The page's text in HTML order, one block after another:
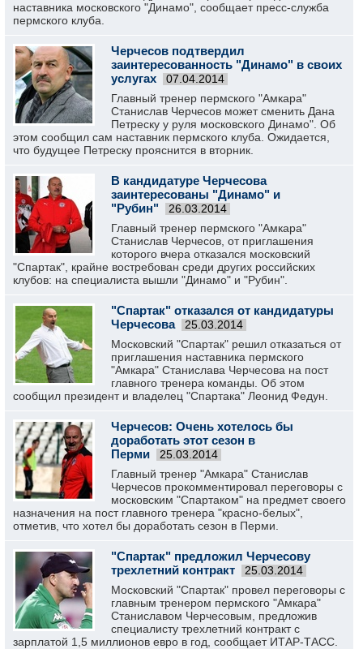
наставника московского "Динамо", сообщает пресс-служба
пермского клуба.
Черчесов подтвердил
заинтересованность "Динамо" в своих
услугах
07.04.2014
Главный тренер пермского "Амкара"
Станислав Черчесов может сменить Дана
Петреску у руля московского Динамо". Об
этом сообщил сам наставник пермского клуба. Ожидается,
что будущее Петреску прояснится в вторник.
В кандидатуре Черчесова
заинтересованы "Динамо" и
"Рубин"
26.03.2014
Главный тренер пермского "Амкара"
Станислав Черчесов, от приглашения
которого вчера отказался московский
"Спартак", крайне востребован среди других российских
клубов: на специалиста вышли "Динамо" и "Рубин".
"Спартак" отказался от кандидатуры
Черчесова
25.03.2014
Московский "Спартак" решил отказаться от
приглашения наставника пермского
"Амкара" Станислава Черчесова на пост
главного тренера команды. Об этом
сообщил президент и владелец "Спартака" Леонид Федун.
Черчесов: Очень хотелось бы
доработать этот сезон в
Перми
25.03.2014
Главный тренер "Амкара" Станислав
Черчесов прокомментировал переговоры с
московским "Спартаком" на предмет своего
назначения на пост главного тренера "красно-белых",
отметив, что хотел бы доработать сезон в Перми.
"Спартак" предложил Черчесову
трехлетний контракт
25.03.2014
Московский "Спартак" провел переговоры с
главным тренером пермского "Амкара"
Станиславом Черчесовым, предложив
специалисту трехлетний контракт с
зарплатой 1,5 миллионов евро в год, сообщает ИТАР-ТАСС.